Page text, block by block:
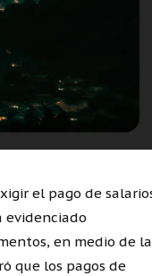
el pago de
evidenciado
en medio de la
que los pagos de